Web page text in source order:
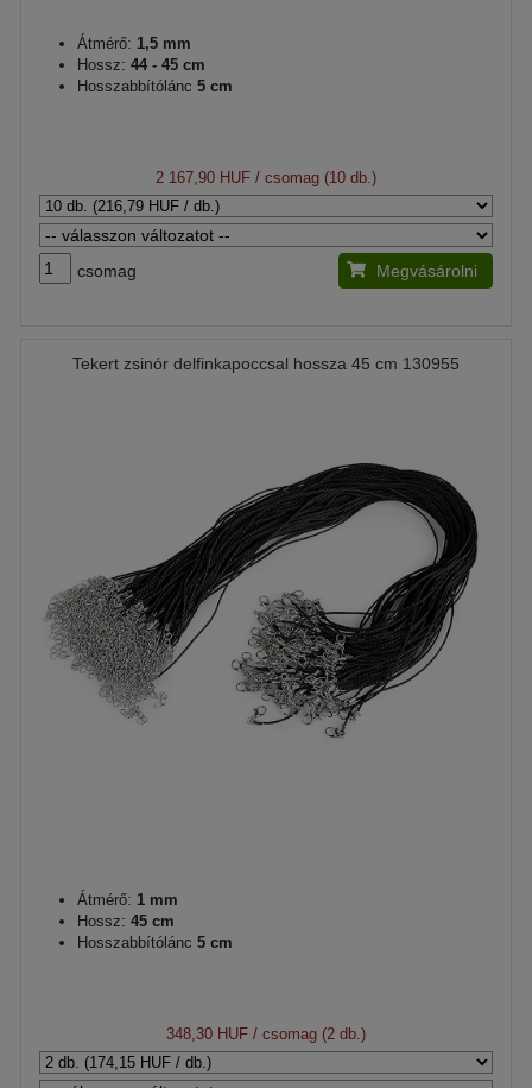
Átmérő: 1,5 mm
Hossz: 44 - 45 cm
Hosszabbítólánc 5 cm
2 167,90 HUF / csomag (10 db.)
csomag Megvásárolni
Tekert zsinór delfinkapoccsal hossza 45 cm 130955
Átmérő: 1 mm
Hossz: 45 cm
Hosszabbítólánc 5 cm
348,30 HUF / csomag (2 db.)